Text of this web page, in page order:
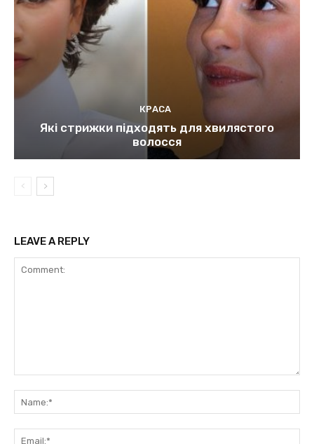
КРАСА
Які стрижки підходять для хвилястого
волосся
LEAVE A REPLY